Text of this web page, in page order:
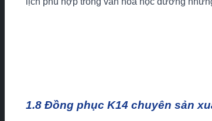
1.8 Đồng phục K14 chuyên sản